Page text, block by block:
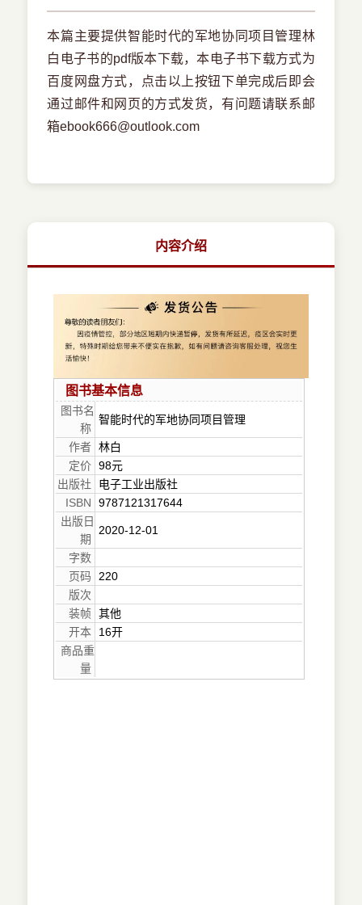
本篇主要提供智能时代的军地协同项目管理林
白电子书的pdf版本下载，本电子书下载方式为
百度网盘方式，点击以上按钮下单完成后即会
通过邮件和网页的方式发货，有问题请联系邮
箱ebook666@outlook.com
内容介绍
图书基本信息
图书名
称
智能时代的军地协同项目管理
作者 林白
定价 98元
出版社
电子工业出版社
ISBN
9787121317644
出版日
期
2020-12-01
字数
页码
220
版次
装帧 其他
开本
16开
商品重
量